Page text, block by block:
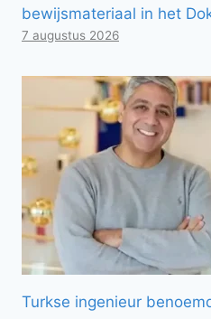
bewijsmateriaal in het
7 augustus 2026
Turkse ingenieur